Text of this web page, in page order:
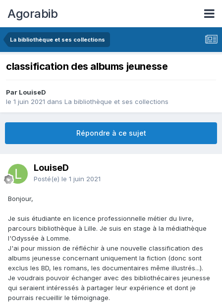
Agorabib
La bibliothèque et ses collections
classification des albums jeunesse
Par LouiseD
le 1 juin 2021 dans La bibliothèque et ses collections
Répondre à ce sujet
LouiseD
Posté(e) le 1 juin 2021
Bonjour,
Je suis étudiante en licence professionnelle métier du livre,
parcours bibliothèque à Lille. Je suis en stage à la médiathèque
l'Odyssée à Lomme.
J'ai pour mission de réfléchir à une nouvelle classification des
albums jeunesse concernant uniquement la fiction (donc sont
exclus les BD, les romans, les documentaires même illustrés...).
Je voudrais pouvoir échanger avec des bibliothécaires jeunesse
qui seraient intéressés à partager leur expérience et dont je
pourrais recueillir le témoignage.